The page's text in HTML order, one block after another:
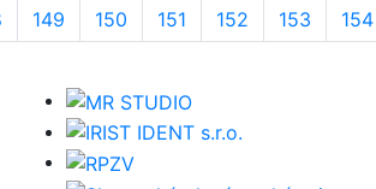
149 150 151 152 153 154